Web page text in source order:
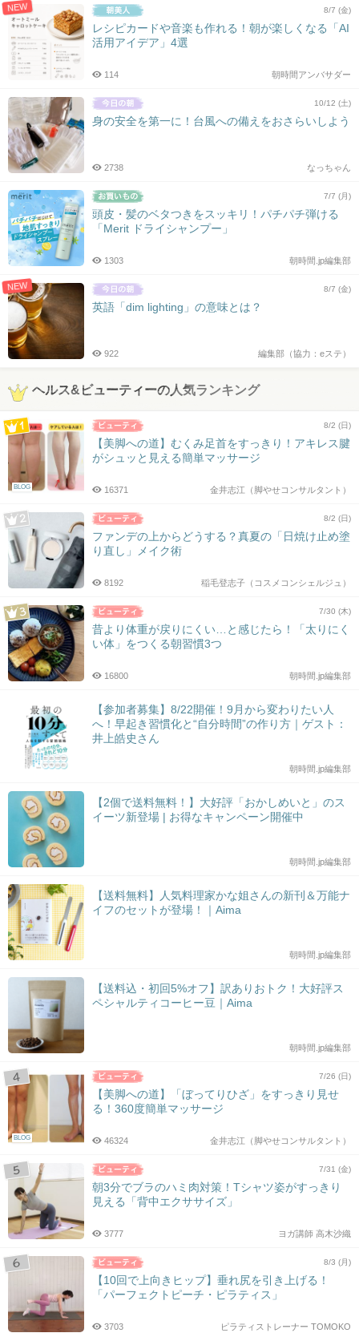
NEW 8/7 (金)
レシピカードや音楽も作れる！朝が楽しくなる「AI
活用アイデア」4選
朝時間アンバサダー
114
10/12 (土)
身の安全を第一に！台風への備えをおさらいしよう
なっちゃん
2738
7/7 (月)
頭皮・髪のベタつきをスッキリ！パチパチ弾ける
「Merit ドライシャンプー」
朝時間.jp編集部
1303
NEW 8/7 (金)
英語「dim lighting」の意味とは？
編集部（協力：eステ）
922
ヘルス&ビューティーの人気ランキング
BLOG
8/2 (日)
【美脚への道】むくみ足首をすっきり！アキレス腱
がシュッと見える簡単マッサージ
金井志江（脚やせコンサルタント）
16371
8/2 (日)
ファンデの上からどうする？真夏の「日焼け止め塗
り直し」メイク術
稲毛登志子（コスメコンシェルジュ）
8192
7/30 (木)
昔より体重が戻りにくい…と感じたら！「太りにく
い体」をつくる朝習慣3つ
朝時間.jp編集部
16800
【参加者募集】8/22開催！9月から変わりたい人
へ！早起き習慣化と“自分時間”の作り方｜ゲスト：
井上皓史さん
朝時間.jp編集部
【2個で送料無料！】大好評「おかしめいと」のス
イーツ新登場 | お得なキャンペーン開催中
朝時間.jp編集部
【送料無料】人気料理家かな姐さんの新刊＆万能ナ
イフのセットが登場！｜Aima
朝時間.jp編集部
【送料込・初回5%オフ】訳ありおトク！大好評ス
ペシャルティコーヒー豆｜Aima
朝時間.jp編集部
BLOG
7/26 (日)
【美脚への道】「ぼってりひざ」をすっきり見せ
る！360度簡単マッサージ
金井志江（脚やせコンサルタント）
46324
7/31 (金)
朝3分でブラのハミ肉対策！Tシャツ姿がすっきり
見える「背中エクササイズ」
ヨガ講師 高木沙織
3777
8/3 (月)
【10回で上向きヒップ】垂れ尻を引き上げる！
「パーフェクトピーチ・ピラティス」
ピラティストレーナー TOMOKO
3703